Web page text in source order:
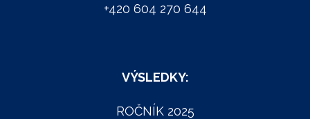
+420 604 270 644
VÝSLEDKY:
ROČNÍK 2025